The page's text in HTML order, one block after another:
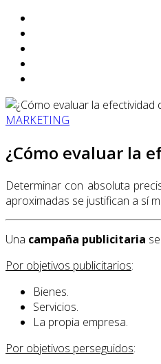
MARKETING
¿Cómo evaluar la
Determinar con absoluta
aproximadas se justifican a sí
Una campaña publicitaria
Por objetivos publicitarios:
Bienes.
Servicios.
La propia empresa.
Por objetivos perseguidos: